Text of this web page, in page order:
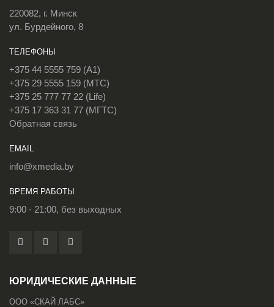
220082, г. Минск
ул. Бурдейного, 8
ТЕЛЕФОНЫ
+375 44 5555 759 (A1)
+375 29 5555 159 (МТС)
+375 25 777 77 22 (Life)
+375 17 363 31 77 (МГТС)
Обратная связь
EMAIL
info@xmedia.by
ВРЕМЯ РАБОТЫ
9:00 - 21:00, без выходных
ЮРИДИЧЕСКИЕ ДАННЫЕ
ООО «СКАЙ ЛАБС»